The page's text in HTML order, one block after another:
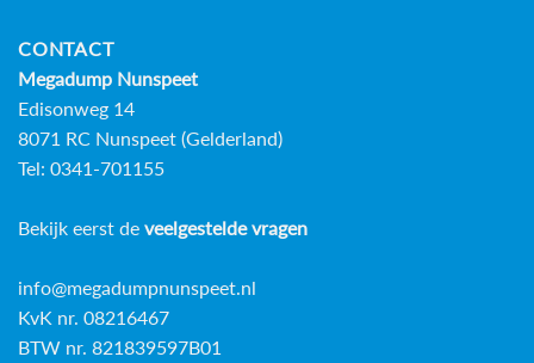
CONTACT
Megadump Nunspeet
Edisonweg 14
8071 RC Nunspeet (Gelderland)
Tel: 0341-701155
Bekijk eerst de veelgestelde vragen
info@megadumpnunspeet.nl
KvK nr. 08216467
BTW nr. 821839597B01